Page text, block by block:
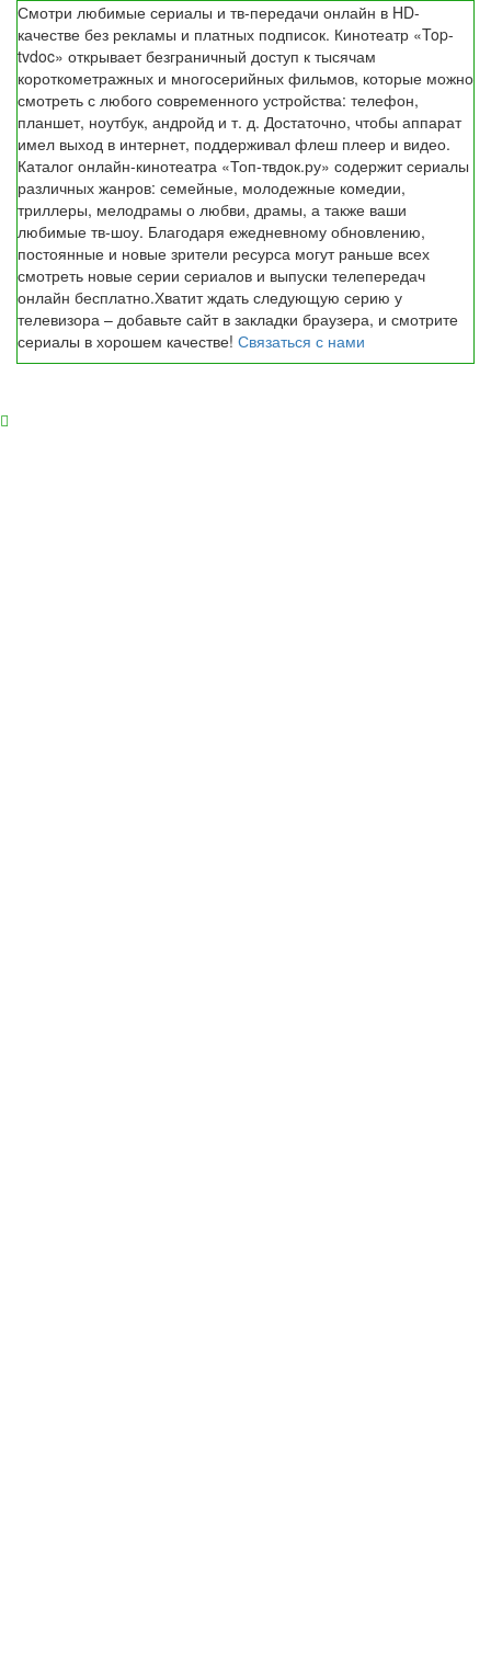
Смотри любимые сериалы и тв-передачи онлайн в HD-
качестве без рекламы и платных подписок. Кинотеатр «Top-
tvdoc» открывает безграничный доступ к тысячам
короткометражных и многосерийных фильмов, которые можно
смотреть с любого современного устройства: телефон,
планшет, ноутбук, андройд и т. д. Достаточно, чтобы аппарат
имел выход в интернет, поддерживал флеш плеер и видео.
Каталог онлайн-кинотеатра «Топ-твдок.ру» содержит сериалы
различных жанров: семейные, молодежные комедии,
триллеры, мелодрамы о любви, драмы, а также ваши
любимые тв-шоу. Благодаря ежедневному обновлению,
постоянные и новые зрители ресурса могут раньше всех
смотреть новые серии сериалов и выпуски телепередач
онлайн бесплатно.Хватит ждать следующую серию у
телевизора – добавьте сайт в закладки браузера, и смотрите
сериалы в хорошем качестве! Связаться с нами